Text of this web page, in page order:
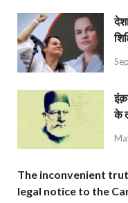
के
The inconvenient
legal notice to the